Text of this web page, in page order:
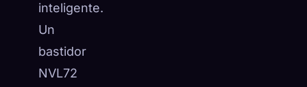
inteligente.
Un
bastidor
NVL72